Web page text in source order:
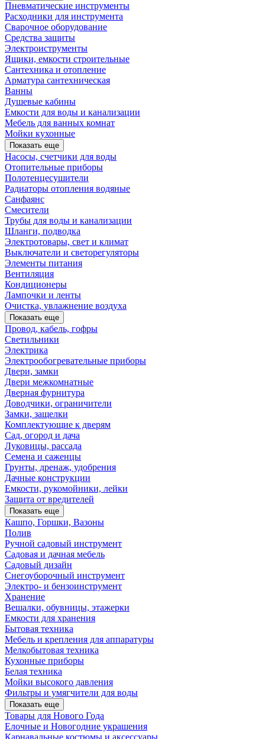
Пневматические инструменты
Расходники для инструмента
Сварочное оборудование
Средства защиты
Электроиструменты
Ящики, емкости строительные
Сантехника и отопление
Арматура сантехническая
Ванны
Душевые кабины
Емкости для воды и канализации
Мебель для ванных комнат
Мойки кухонные
Показать еще
Насосы, счетчики для воды
Отопительные приборы
Полотенцесушители
Радиаторы отопления водяные
Санфаянс
Смесители
Трубы для воды и канализации
Шланги, подводка
Электротовары, свет и климат
Выключатели и светорегуляторы
Элементы питания
Вентиляция
Кондиционеры
Лампочки и ленты
Очистка, увлажнение воздуха
Показать еще
Провод, кабель, гофры
Светильники
Электрика
Электрообогревательные приборы
Двери, замки
Двери межкомнатные
Дверная фурнитура
Доводчики, ограничители
Замки, защелки
Комплектующие к дверям
Сад, огород и дача
Луковицы, рассада
Семена и саженцы
Грунты, дренаж, удобрения
Дачные конструкции
Емкости, рукомойники, лейки
Защита от вредителей
Показать еще
Кашпо, Горшки, Вазоны
Полив
Ручной садовый инструмент
Садовая и дачная мебель
Садовый дизайн
Снегоуборочный инструмент
Электро- и бензоинструмент
Хранение
Вешалки, обувницы, этажерки
Емкости для хранения
Бытовая техника
Мебель и крепления для аппаратуры
Мелкобытовая техника
Кухонные приборы
Белая техника
Мойки высокого давления
Фильтры и умягчители для воды
Показать еще
Товары для Нового Года
Елочные и Новогодние украшения
Карнавальные костюмы и аксессуары